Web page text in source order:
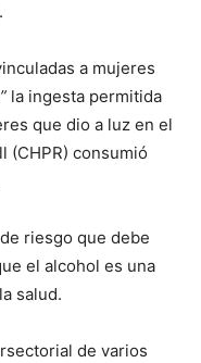
a mujeres
la ingesta permitida
que dio a luz en el
(CHPR) consumió
riesgo que debe
el alcohol es una
salud.
de varios